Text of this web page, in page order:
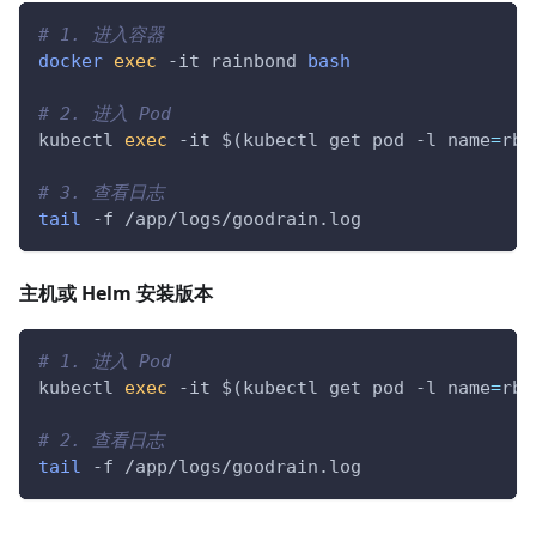
# 1. 进入容器
docker exec -it rainbond bash
# 2. 进入 Pod
kubectl exec -it $(kubectl get pod -l name=
# 3. 查看日志
tail
-f /app/logs/goodrain.log
主机或 Helm 安装版本
# 1. 进入 Pod
kubectl exec -it $(kubectl get pod -l name=
# 2. 查看日志
tail
-f /app/logs/goodrain.log